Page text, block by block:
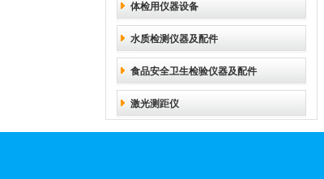
体检用仪器设备
水质检测仪器及配件
食品安全卫生检验仪器及配件
激光测距仪